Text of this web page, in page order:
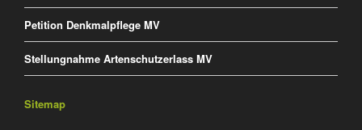
Petition Denkmalpflege MV
Stellungnahme Artenschutzerlass MV
Sitemap